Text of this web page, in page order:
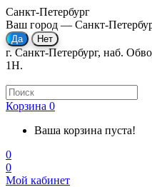
Санкт-Петербург
Ваш город — Санкт-
г. Санкт-Петербург, наб.
1Н.
Корзина 0
Ваша корзина пуста!
0
0
Мой кабинет